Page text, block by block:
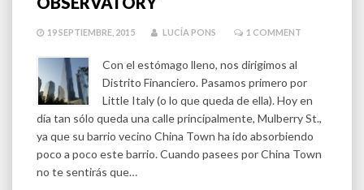
19 SEPTIEMBRE, 2015 LUCÍA PONS 1 COMMENT
Con el estómago lleno, nos dirigimos al
Distrito Financiero. Pasamos primero por
Little Italy (o lo que queda de ella). Hoy en
día tan sólo queda una calle principalmente, Mulberry St.,
ya que su barrio vecino China Town ha ido absorbiendo
poco a poco este barrio. Cuando pasees por China Town
no te sentirás que…